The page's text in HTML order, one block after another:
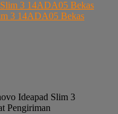
3 14ADA05 Bekas
Ideapad Slim 3
Pengiriman